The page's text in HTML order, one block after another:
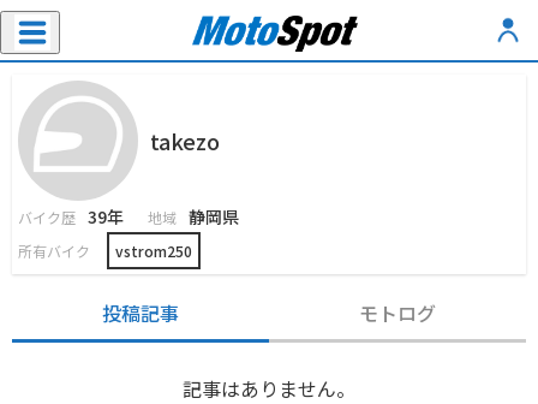
takezo
バイク歴 39年 地域 静岡県
所有バイク vstrom250
投稿記事 モトログ
記事はありません。